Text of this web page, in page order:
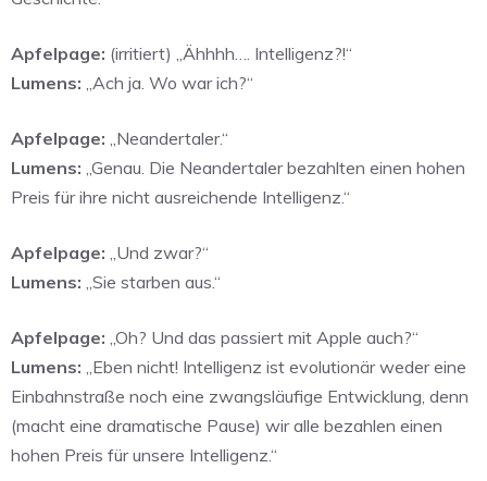
Apfelpage: (irritiert) „Ähhhh…. Intelligenz?!“
Lumens: „Ach ja. Wo war ich?“
Apfelpage: „Neandertaler.“
Lumens: „Genau. Die Neandertaler bezahlten einen hohen
Preis für ihre nicht ausreichende Intelligenz.“
Apfelpage: „Und zwar?“
Lumens: „Sie starben aus.“
Apfelpage: „Oh? Und das passiert mit Apple auch?“
Lumens: „Eben nicht! Intelligenz ist evolutionär weder eine
Einbahnstraße noch eine zwangsläufige Entwicklung, denn
(macht eine dramatische Pause) wir alle bezahlen einen
hohen Preis für unsere Intelligenz.“